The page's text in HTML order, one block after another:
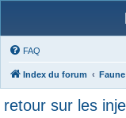
FAQ
Index du forum Faune
retour sur les